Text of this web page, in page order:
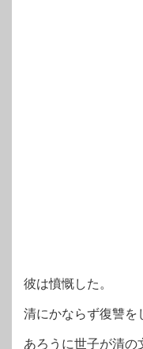
彼は憤慨した。
清にかならず復讐を
あろうに世子が清の